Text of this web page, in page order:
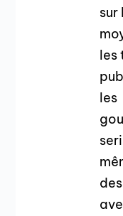
sur
les
les